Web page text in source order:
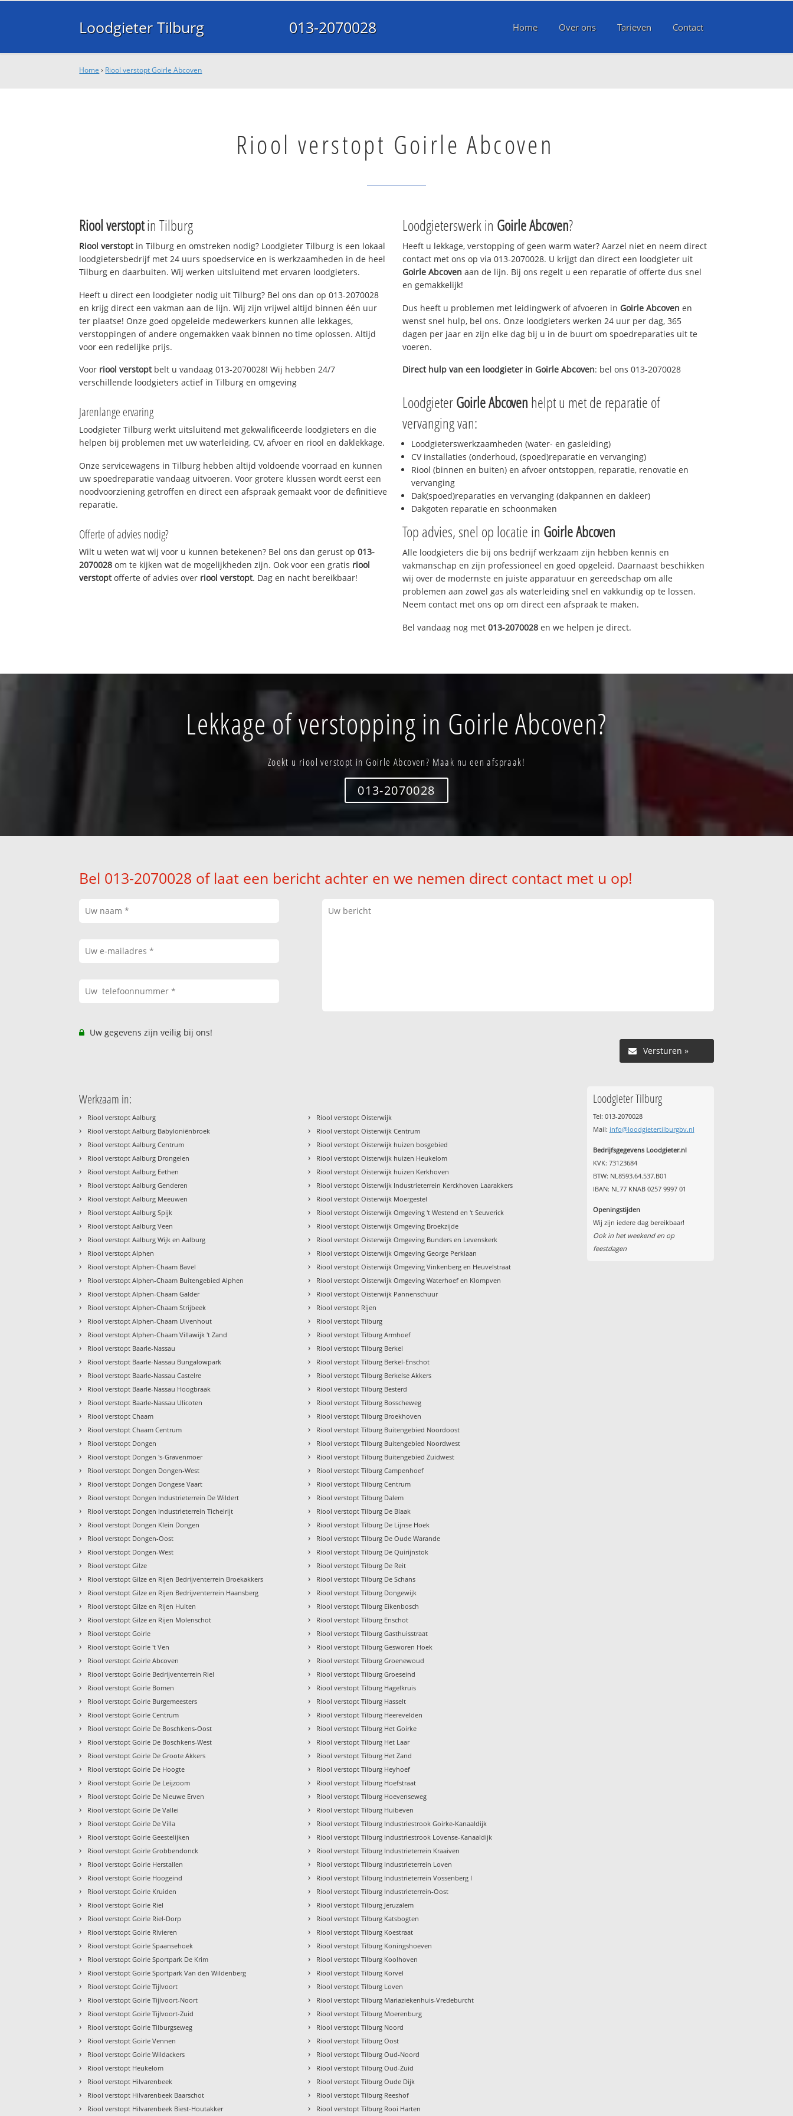
Loodgieter Tilburg 013-2070028 Home Over ons Tarieven Contact
Home › Riool verstopt Goirle Abcoven
Riool verstopt Goirle Abcoven
Riool verstoptin Tilburg
Riool verstoptin Tilburg en omstreken nodig? Loodgieter Tilburg is een lokaal
loodgietersbedrijf met 24 uurs spoedservice en is werkzaamheden in de heel
Tilburg en daarbuiten. Wij werken uitsluitend met ervaren loodgieters.
Heeft u direct een loodgieter nodig uit Tilburg? Bel ons dan op 013-2070028
en krijg direct een vakman aan de lijn. Wij zijn vrijwel altijd binnen één uur
ter plaatse! Onze goed opgeleide medewerkers kunnen alle lekkages,
verstoppingen of andere ongemakken vaak binnen no time oplossen. Altijd
voor een redelijke prijs.
Voor riool verstoptbelt u vandaag 013-2070028! Wij hebben 24/7
verschillende loodgieters actief in Tilburg en omgeving
Jarenlange ervaring
Loodgieter Tilburg werkt uitsluitend met gekwalificeerde loodgieters en die
helpen bij problemen met uw waterleiding, CV, afvoer en riool en daklekkage.
Onze servicewagens in Tilburg hebben altijd voldoende voorraad en kunnen
uw spoedreparatie vandaag uitvoeren. Voor grotere klussen wordt eerst een
noodvoorziening getroffen en direct een afspraak gemaakt voor de definitieve
reparatie.
Offerte of advies nodig?
Wilt u weten wat wij voor u kunnen betekenen? Bel ons dan gerust op013-
2070028 om te kijken wat de mogelijkheden zijn. Ook voor een gratis riool
verstoptofferte of advies over riool verstopt. Dag en nacht bereikbaar!
Loodgieterswerk in Goirle Abcoven?
Heeft u lekkage, verstopping of geen warm water? Aarzel niet en neem direct
contact met ons op via 013-2070028. U krijgt dan direct een loodgieter uit
Goirle Abcoven aan de lijn. Bij ons regelt u een reparatie of offerte dus snel
en gemakkelijk!
Dus heeft u problemen met leidingwerk of afvoeren in Goirle Abcoven en
wenst snel hulp, bel ons. Onze loodgieters werken 24 uur per dag, 365
dagen per jaar en zijn elke dag bij u in de buurt om spoedreparaties uit te
voeren.
Direct hulp van een loodgieter in Goirle Abcoven: bel ons 013-2070028
LoodgieterGoirle Abcoven helpt u met de reparatie of
vervanging van:
Loodgieterswerkzaamheden (water- en gasleiding)
CV installaties (onderhoud, (spoed)reparatie en vervanging)
Riool (binnen en buiten) en afvoer ontstoppen, reparatie, renovatie en
vervanging
Dak(spoed)reparaties en vervanging (dakpannen en dakleer)
Dakgoten reparatie en schoonmaken
Top advies, snel op locatie in Goirle Abcoven
Alle loodgieters die bij ons bedrijf werkzaam zijn hebben kennis en
vakmanschap en zijn professioneel en goed opgeleid. Daarnaast beschikken
wij over de modernste en juiste apparatuur en gereedschap om alle
problemen aan zowel gas als waterleiding snel en vakkundig op te lossen.
Neem contact met ons op om direct een afspraak te maken.
Bel vandaag nog met 013-2070028 en we helpen je direct.
Lekkage of verstopping in Goirle Abcoven?
Zoekt u riool verstopt in Goirle Abcoven? Maak nu een afspraak!
013-2070028
Bel 013-2070028 of laat een bericht achter en we nemen direct contact met u op!
Uw gegevens zijn veilig bij ons!
Versturen »
Werkzaam in:
› Riool verstopt Aalburg
› Riool verstopt Aalburg Babyloniënbroek
› Riool verstopt Aalburg Centrum
› Riool verstopt Aalburg Drongelen
› Riool verstopt Aalburg Eethen
› Riool verstopt Aalburg Genderen
› Riool verstopt Aalburg Meeuwen
› Riool verstopt Aalburg Spijk
› Riool verstopt Aalburg Veen
› Riool verstopt Aalburg Wijk en Aalburg
› Riool verstopt Alphen
› Riool verstopt Alphen-Chaam Bavel
› Riool verstopt Alphen-Chaam Buitengebied Alphen
› Riool verstopt Alphen-Chaam Galder
› Riool verstopt Alphen-Chaam Strijbeek
› Riool verstopt Alphen-Chaam Ulvenhout
› Riool verstopt Alphen-Chaam Villawijk 't Zand
› Riool verstopt Baarle-Nassau
› Riool verstopt Baarle-Nassau Bungalowpark
› Riool verstopt Baarle-Nassau Castelre
› Riool verstopt Baarle-Nassau Hoogbraak
› Riool verstopt Baarle-Nassau Ulicoten
› Riool verstopt Chaam
› Riool verstopt Chaam Centrum
› Riool verstopt Dongen
› Riool verstopt Dongen 's-Gravenmoer
› Riool verstopt Dongen Dongen-West
› Riool verstopt Dongen Dongese Vaart
› Riool verstopt Dongen Industrieterrein De Wildert
› Riool verstopt Dongen Industrieterrein Tichelrijt
› Riool verstopt Dongen Klein Dongen
› Riool verstopt Dongen-Oost
› Riool verstopt Dongen-West
› Riool verstopt Gilze
› Riool verstopt Gilze en Rijen Bedrijventerrein Broekakkers
› Riool verstopt Gilze en Rijen Bedrijventerrein Haansberg
› Riool verstopt Gilze en Rijen Hulten
› Riool verstopt Gilze en Rijen Molenschot
› Riool verstopt Goirle
› Riool verstopt Goirle 't Ven
› Riool verstopt Goirle Abcoven
› Riool verstopt Goirle Bedrijventerrein Riel
› Riool verstopt Goirle Bomen
› Riool verstopt Goirle Burgemeesters
› Riool verstopt Goirle Centrum
› Riool verstopt Goirle De Boschkens-Oost
› Riool verstopt Goirle De Boschkens-West
› Riool verstopt Goirle De Groote Akkers
› Riool verstopt Goirle De Hoogte
› Riool verstopt Goirle De Leijzoom
› Riool verstopt Goirle De Nieuwe Erven
› Riool verstopt Goirle De Vallei
› Riool verstopt Goirle De Villa
› Riool verstopt Goirle Geestelijken
› Riool verstopt Goirle Grobbendonck
› Riool verstopt Goirle Herstallen
› Riool verstopt Goirle Hoogeind
› Riool verstopt Goirle Kruiden
› Riool verstopt Goirle Riel
› Riool verstopt Goirle Riel-Dorp
› Riool verstopt Goirle Rivieren
› Riool verstopt Goirle Spaansehoek
› Riool verstopt Goirle Sportpark De Krim
› Riool verstopt Goirle Sportpark Van den Wildenberg
› Riool verstopt Goirle Tijlvoort
› Riool verstopt Goirle Tijlvoort-Noort
› Riool verstopt Goirle Tijlvoort-Zuid
› Riool verstopt Goirle Tilburgseweg
› Riool verstopt Goirle Vennen
› Riool verstopt Goirle Wildackers
› Riool verstopt Heukelom
› Riool verstopt Hilvarenbeek
› Riool verstopt Hilvarenbeek Baarschot
› Riool verstopt Hilvarenbeek Biest-Houtakker
› Riool verstopt Oisterwijk
› Riool verstopt Oisterwijk Centrum
› Riool verstopt Oisterwijk huizen bosgebied
› Riool verstopt Oisterwijk huizen Heukelom
› Riool verstopt Oisterwijk huizen Kerkhoven
› Riool verstopt Oisterwijk Industrieterrein Kerckhoven Laarakkers
› Riool verstopt Oisterwijk Moergestel
› Riool verstopt Oisterwijk Omgeving 't Westend en 't Seuverick
› Riool verstopt Oisterwijk Omgeving Broekzijde
› Riool verstopt Oisterwijk Omgeving Bunders en Levenskerk
› Riool verstopt Oisterwijk Omgeving George Perklaan
› Riool verstopt Oisterwijk Omgeving Vinkenberg en Heuvelstraat
› Riool verstopt Oisterwijk Omgeving Waterhoef en Klompven
› Riool verstopt Oisterwijk Pannenschuur
› Riool verstopt Rijen
› Riool verstopt Tilburg
› Riool verstopt Tilburg Armhoef
› Riool verstopt Tilburg Berkel
› Riool verstopt Tilburg Berkel-Enschot
› Riool verstopt Tilburg Berkelse Akkers
› Riool verstopt Tilburg Besterd
› Riool verstopt Tilburg Bosscheweg
› Riool verstopt Tilburg Broekhoven
› Riool verstopt Tilburg Buitengebied Noordoost
› Riool verstopt Tilburg Buitengebied Noordwest
› Riool verstopt Tilburg Buitengebied Zuidwest
› Riool verstopt Tilburg Campenhoef
› Riool verstopt Tilburg Centrum
› Riool verstopt Tilburg Dalem
› Riool verstopt Tilburg De Blaak
› Riool verstopt Tilburg De Lijnse Hoek
› Riool verstopt Tilburg De Oude Warande
› Riool verstopt Tilburg De Quirijnstok
› Riool verstopt Tilburg De Reit
› Riool verstopt Tilburg De Schans
› Riool verstopt Tilburg Dongewijk
› Riool verstopt Tilburg Eikenbosch
› Riool verstopt Tilburg Enschot
› Riool verstopt Tilburg Gasthuisstraat
› Riool verstopt Tilburg Gesworen Hoek
› Riool verstopt Tilburg Groenewoud
› Riool verstopt Tilburg Groeseind
› Riool verstopt Tilburg Hagelkruis
› Riool verstopt Tilburg Hasselt
› Riool verstopt Tilburg Heerevelden
› Riool verstopt Tilburg Het Goirke
› Riool verstopt Tilburg Het Laar
› Riool verstopt Tilburg Het Zand
› Riool verstopt Tilburg Heyhoef
› Riool verstopt Tilburg Hoefstraat
› Riool verstopt Tilburg Hoevenseweg
› Riool verstopt Tilburg Huibeven
› Riool verstopt Tilburg Industriestrook Goirke-Kanaaldijk
› Riool verstopt Tilburg Industriestrook Lovense-Kanaaldijk
› Riool verstopt Tilburg Industrieterrein Kraaiven
› Riool verstopt Tilburg Industrieterrein Loven
› Riool verstopt Tilburg Industrieterrein Vossenberg I
› Riool verstopt Tilburg Industrieterrein-Oost
› Riool verstopt Tilburg Jeruzalem
› Riool verstopt Tilburg Katsbogten
› Riool verstopt Tilburg Koestraat
› Riool verstopt Tilburg Koningshoeven
› Riool verstopt Tilburg Koolhoven
› Riool verstopt Tilburg Korvel
› Riool verstopt Tilburg Loven
› Riool verstopt Tilburg Mariaziekenhuis-Vredeburcht
› Riool verstopt Tilburg Moerenburg
› Riool verstopt Tilburg Noord
› Riool verstopt Tilburg Oost
› Riool verstopt Tilburg Oud-Noord
› Riool verstopt Tilburg Oud-Zuid
› Riool verstopt Tilburg Oude Dijk
› Riool verstopt Tilburg Reeshof
› Riool verstopt Tilburg Rooi Harten
Loodgieter Tilburg
Tel: 013-2070028
Mail: info@loodgietertilburgbv.nl
Bedrijfsgegevens Loodgieter.nl
KVK: 73123684
BTW: NL8593.64.537.B01
IBAN: NL77 KNAB 0257 9997 01
Openingstijden
Wij zijn iedere dag bereikbaar!
Ook in het weekend en op
feestdagen